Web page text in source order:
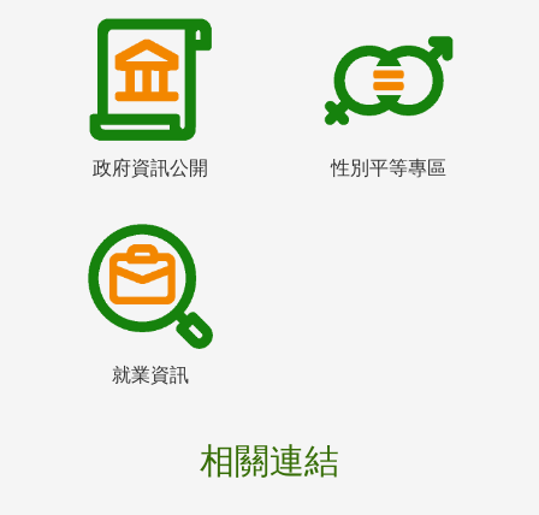
政府資訊公開 性別平等專區
就業資訊
相關連結